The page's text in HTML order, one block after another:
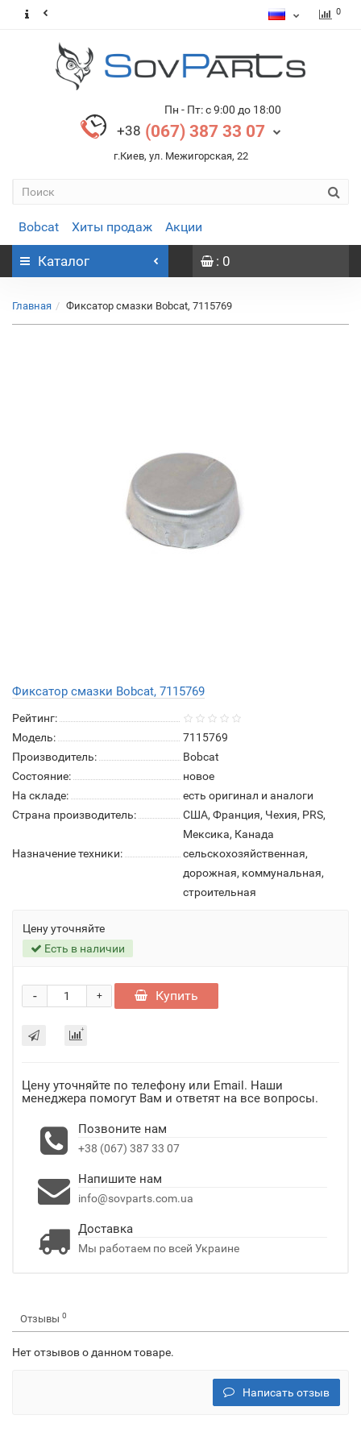
0
Пн - Пт: с 9:00 до 18:00
+38 (067) 387 33 07
г.Киев, ул. Межигорская, 22
Bobcat Хиты продаж Акции
Каталог : 0
Главная Фиксатор смазки Bobcat, 7115769
Фиксатор смазки Bobcat, 7115769
Рейтинг:
Модель:
7115769
Производитель:
Bobcat
Состояние:
новое
На складе:
есть оригинал и аналоги
Страна производитель:
США, Франция, Чехия, PRS,
Мексика, Канада
Назначение техники:
сельскохозяйственная,
дорожная, коммунальная,
строительная
Цену уточняйте
Есть в наличии
+
- Купить
Цену уточняйте по телефону или Email. Наши
менеджера помогут Вам и ответят на все вопросы.
Позвоните нам
+38 (067) 387 33 07
Напишите нам
info@sovparts.com.ua
Доставка
Мы работаем по всей Украине
Отзывы 0
Нет отзывов о данном товаре.
Написать отзыв